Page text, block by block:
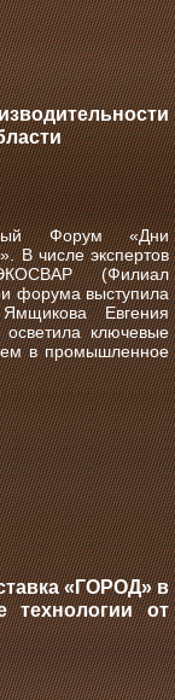
Форум «Дни
В числе экспертов
(Филиал
форума выступила
Евгения
ключевые
в промышленное
«ГОРОД» в
технологии от